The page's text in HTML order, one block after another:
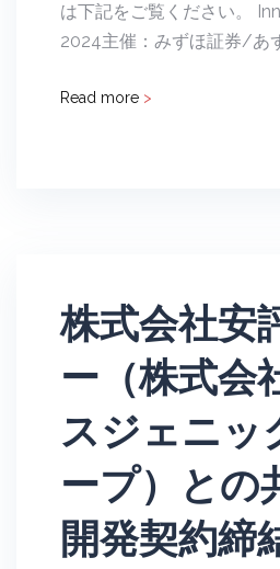
は下記をご覧ください。
2024主催：みずほ証券/あ
Read more >
株式会社安
ー（株式会
スジェニッ
ープ）との
開発契約締